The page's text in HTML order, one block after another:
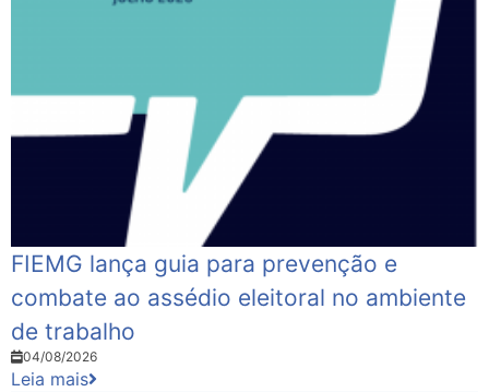
FIEMG lança guia para prevenção e
combate ao assédio eleitoral no ambiente
de trabalho
04/08/2026
Leia mais